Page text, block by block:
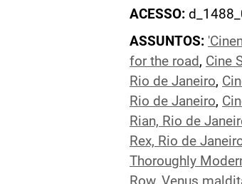
ACESSO:
ASSUNTOS:
for the road, Cine
Rio de Janeiro,
Rio de Janeiro,
Rian, Rio de
Rex, Rio de
Thoroughly